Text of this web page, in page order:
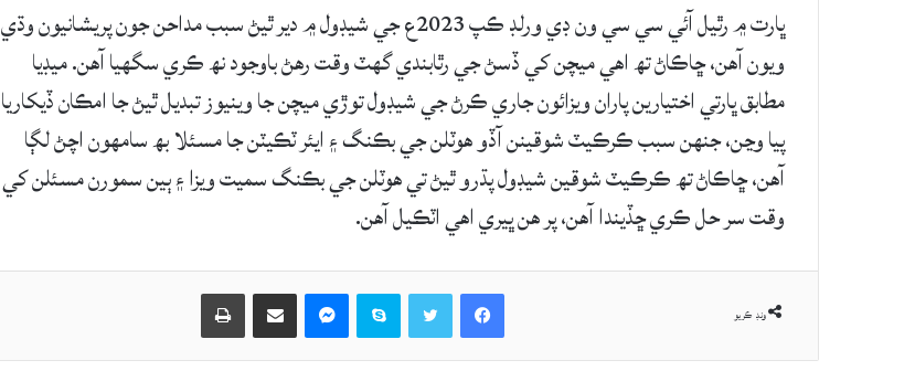
ڀارت ۾ رٿيل آئي سي سي ون ڊي ورلڊ ڪپ 2023ع جي شيڊول ۾ دير ٿيڻ سبب مداحن جون پريشانيون وڌي
ويون آهن، ڇاڪاڻ تھ اهي ميچن کي ڏسڻ جي رٿابندي گهٽ وقت رهڻ باوجود نھ ڪري سگهيا آهن. ميڊيا
مطابق ڀارتي اختيارين پاران ويزائون جاري ڪرڻ جي شيڊول توڙي ميچن جا وينيوز تبديل ٿيڻ جا امڪان ڏيکاريا
پيا وڃن، جنهن سبب ڪرڪيٽ شوقينن آڏو هوٽلن جي بڪنگ ۽ ايئر ٽڪيٽن جا مسئلا بھ سامهون اچڻ لڳا
آهن، ڇاڪاڻ تھ ڪرڪيٽ شوقين شيڊول پڌرو ٿيڻ تي هوٽلن جي بڪنگ سميت ويزا ۽ ٻين سمورن مسئلن کي
وقت سر حل ڪري ڇڏيندا آهن، پر هن ڀيري اهي اٽڪيل آهن.
ونڊ ڪريو
Facebook
Skype حصيداري ڪريو اي ميل ذريعي